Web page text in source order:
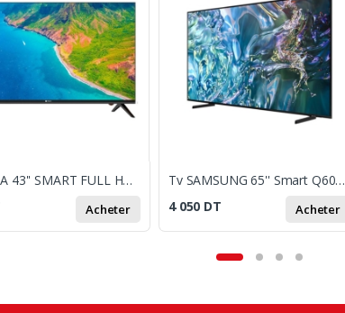
TV VEGA 43'' SMART FULL HD + RÉCEPTEUR INTÉGRÉ
Acheter
Tv SAMSUNG 65'' Smart Q60D QLED 4K
4 050 DT Acheter